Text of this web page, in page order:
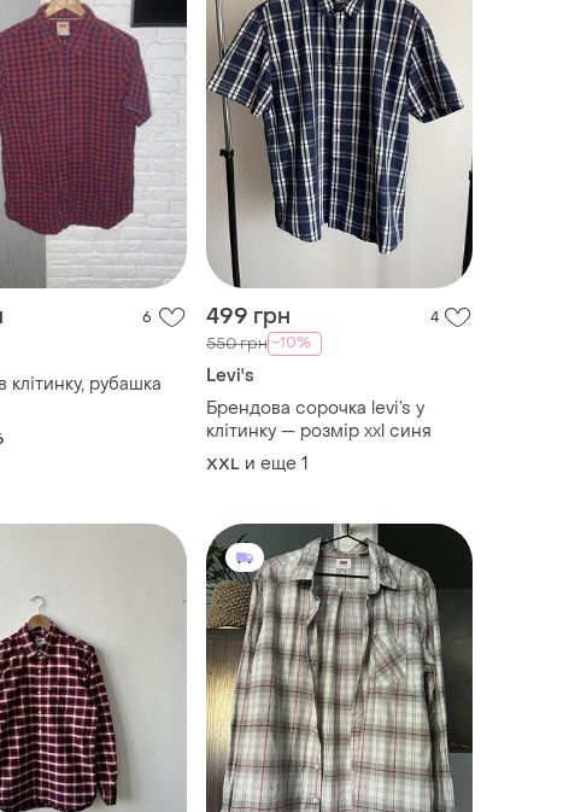
6
клітинку, рубашка
499 грн 4
550 грн -10%
Levi's
Брендова сорочка levi’s у
клітинку — розмір xxl синя
XXL и еще 1